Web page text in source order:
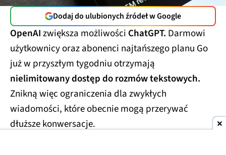
Dodaj do ulubionych źródeł w Google
OpenAIzwiększa możliwości ChatGPT. Darmowi
użytkownicy oraz abonenci najtańszego planu Go
już w przyszłym tygodniu otrzymają
nielimitowany dostęp do rozmów tekstowych.
Znikną więc ograniczenia dla zwykłych
wiadomości, które obecnie mogą przerywać
dłuższe konwersacje.